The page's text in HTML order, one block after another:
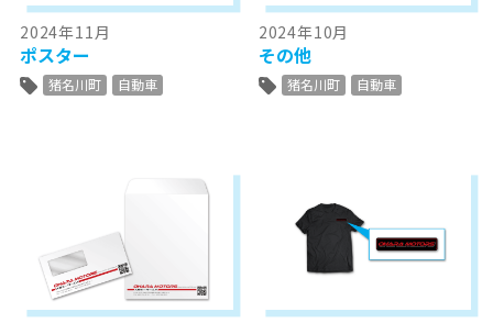
2024年11月
ポスター
猪名川町 自動車
2024年10月
その他
猪名川町 自動車